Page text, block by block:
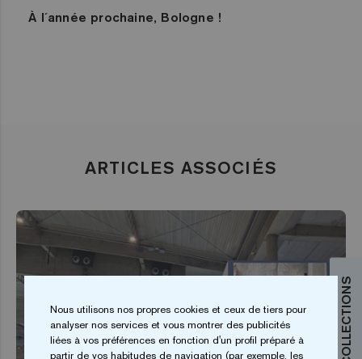
À l´année prochaine, Bologne !
ARTICLES ASSOCIÉS
Nous utilisons nos propres cookies et ceux de tiers pour
analyser nos services et vous montrer des publicités
liées à vos préférences en fonction d'un profil préparé à
partir de vos habitudes de navigation (par exemple, les